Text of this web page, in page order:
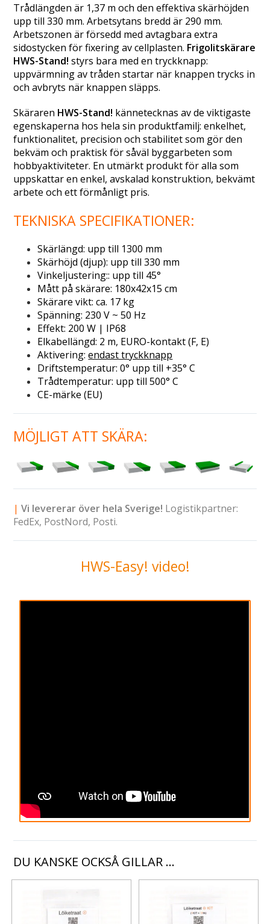
Trådlängden är 1,37 m och den effektiva skärhöjden
upp till 330 mm. Arbetsytans bredd är 290 mm.
Arbetszonen är försedd med avtagbara extra
sidostycken för fixering av cellplasten. Frigolitskärare
HWS-Stand! styrs bara med en tryckknapp:
uppvärmning av tråden startar när knappen trycks in
och avbryts när knappen släpps.
Skäraren HWS-Stand! kännetecknas av de viktigaste
egenskaperna hos hela sin produktfamilj: enkelhet,
funktionalitet, precision och stabilitet som gör den
bekväm och praktisk för såväl byggarbeten som
hobbyaktiviteter. En utmärkt produkt för alla som
uppskattar en enkel, avskalad konstruktion, bekvämt
arbete och ett förmånligt pris.
TEKNISKA SPECIFIKATIONER:
Skärlängd: upp till 1300 mm
Skärhöjd (djup): upp till 330 mm
Vinkeljustering:: upp till 45°
Mått på skärare: 180x42x15 cm
Skärare vikt: ca. 17 kg
Spänning: 230 V ~ 50 Hz
Effekt: 200 W | IP68
Elkabellängd: 2 m, EURO-kontakt (F, E)
Aktivering:endast tryckknapp
Driftstemperatur: 0° upp till +35° C
Trådtemperatur: upp till 500° C
CE-märke (EU)
MÖJLIGT ATT SKÄRA:
| Vi levererar över hela Sverige! Logistikpartner:
FedEx, PostNord, Posti.
HWS-Easy! video!
DU KANSKE OCKSÅ GILLAR …